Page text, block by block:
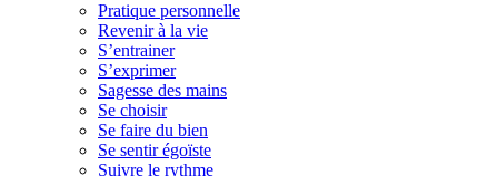
Pratique personnelle
Revenir à la vie
S’entrainer
S’exprimer
Sagesse des mains
Se choisir
Se faire du bien
Se sentir égoïste
Suivre le rythme